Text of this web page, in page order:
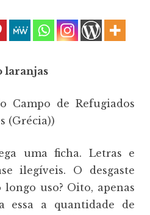
laranjas
Campo de Refugiados
(Grécia))
uma ficha. Letras e
ilegíveis. O desgaste
uso? Oito, apenas
essa a quantidade de